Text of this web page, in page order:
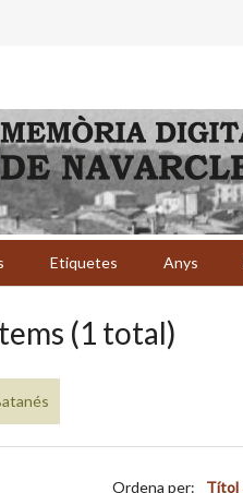
Etiquetes Anys
(1 total)
Ordena per: Títol